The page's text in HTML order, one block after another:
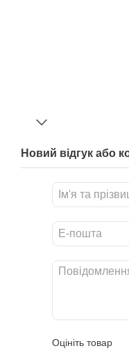
Новий відгук або
Оцініть товар